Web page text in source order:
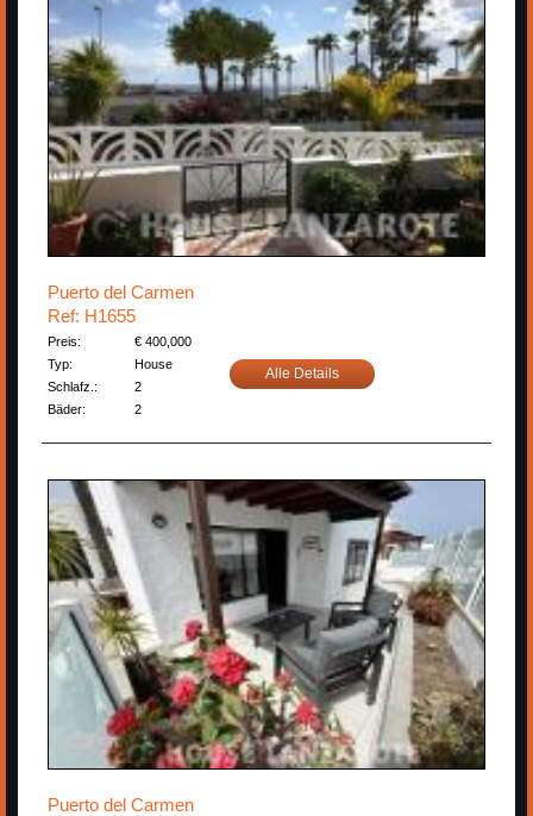
Puerto del Carmen
Ref: H1655
Preis:
€ 400,000
Typ:
House
Schlafz.:
2
Bäder:
2
Alle Details
Puerto del Carmen